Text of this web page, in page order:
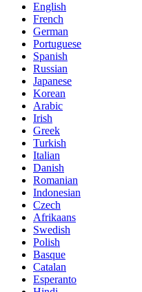
English
French
German
Portuguese
Spanish
Russian
Japanese
Korean
Arabic
Irish
Greek
Turkish
Italian
Danish
Romanian
Indonesian
Czech
Afrikaans
Swedish
Polish
Basque
Catalan
Esperanto